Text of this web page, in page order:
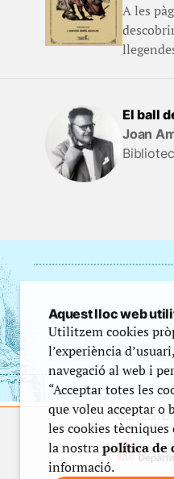
A les
El ball
Joan
Que
Aquest lloc web
Utilitzem cookies
l’experiència
navegació al web i
“Acceptar totes les
que voleu acceptar o
les cookies tècniques
la nostrapolítica de
informació.